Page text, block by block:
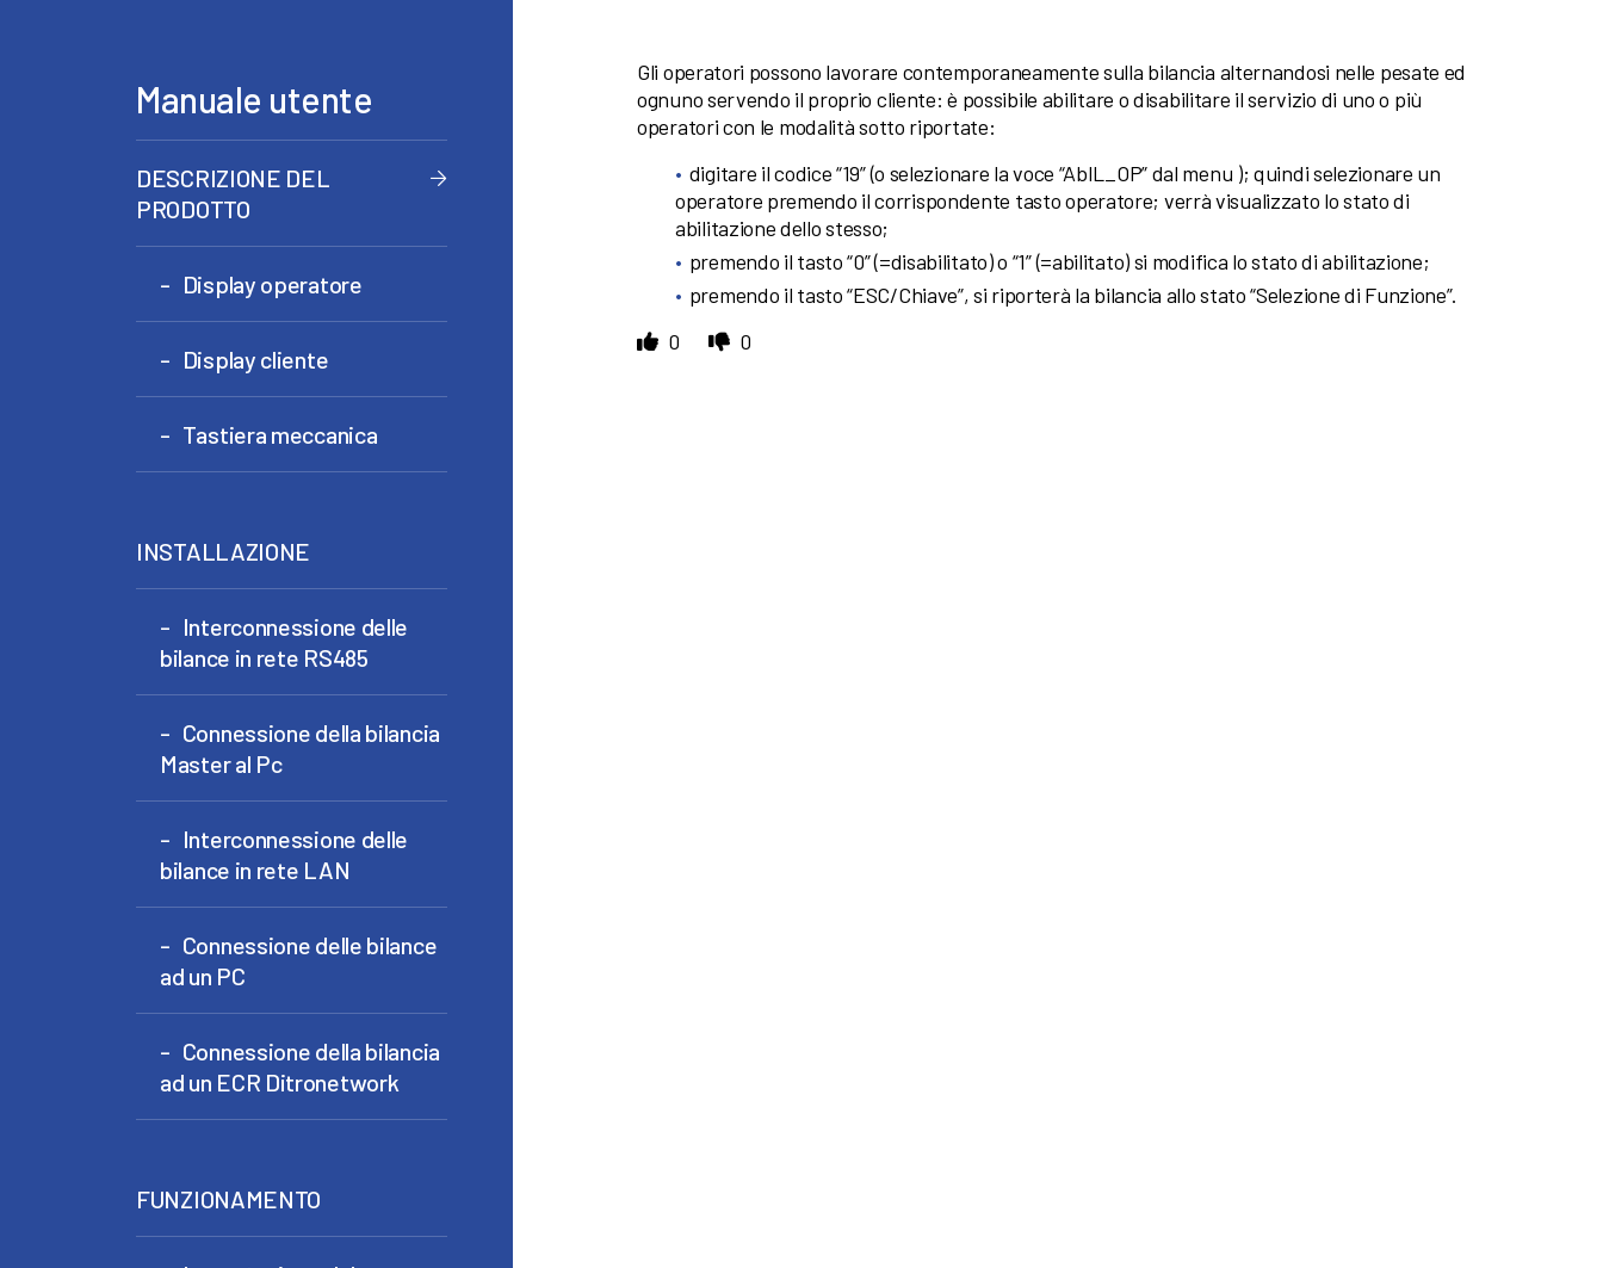
Gli operatori possono lavorare contemporaneamente sulla bilancia alternandosi nelle pesate ed
ognuno servendo il proprio cliente: è possibile abilitare o disabilitare il servizio di uno o più
operatori con le modalità sotto riportate:
digitare il codice “19” (o selezionare la voce “AbIL_OP” dal menu ); quindi selezionare un
operatore premendo il corrispondente tasto operatore; verrà visualizzato lo stato di
abilitazione dello stesso;
premendo il tasto “0” (=disabilitato) o “1” (=abilitato) si modifica lo stato di abilitazione;
premendo il tasto “ESC/Chiave”, si riporterà la bilancia allo stato “Selezione di Funzione”.
0
0
Manuale utente
DESCRIZIONE DEL
PRODOTTO
Display operatore
Display cliente
Tastiera meccanica
INSTALLAZIONE
Interconnessione delle
bilance in rete RS485
Connessione della bilancia
Master al Pc
Interconnessione delle
bilance in rete LAN
Connessione delle bilance
ad un PC
Connessione della bilancia
ad un ECR Ditronetwork
FUNZIONAMENTO